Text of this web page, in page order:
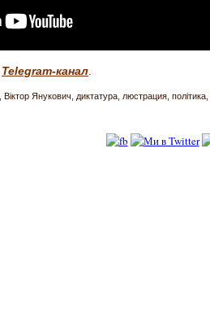
Telegram-канал
Віктор Янукович диктатура люстрация політика